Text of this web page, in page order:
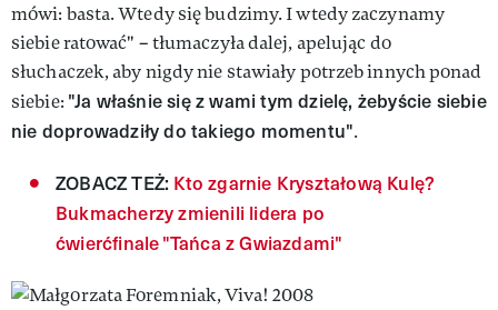
mówi: basta. Wtedy się budzimy. I wtedy zaczynamy
siebie ratować" – tłumaczyła dalej, apelując do
słuchaczek, aby nigdy nie stawiały potrzeb innych ponad
siebie: "Ja właśnie się z wami tym dzielę, żebyście siebie
nie doprowadziły do takiego momentu".
ZOBACZ TEŻ: Kto zgarnie Kryształową Kulę?
Bukmacherzy zmienili lidera po
ćwierćfinale "Tańca z Gwiazdami"